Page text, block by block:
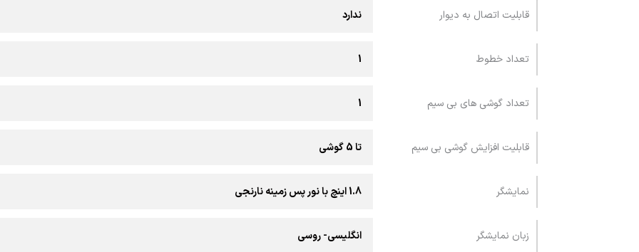
قابليت اتصال به ديوار ندارد
تعداد خطوط 1
تعداد گوشی های بی سیم 1
قابلیت افزایش گوشی بی سیم تا 5 گوشی
نمايشگر 1.8 اینچ با نور پس زمینه نارنجی
زبان نمایشگر انگلیسی- روسی